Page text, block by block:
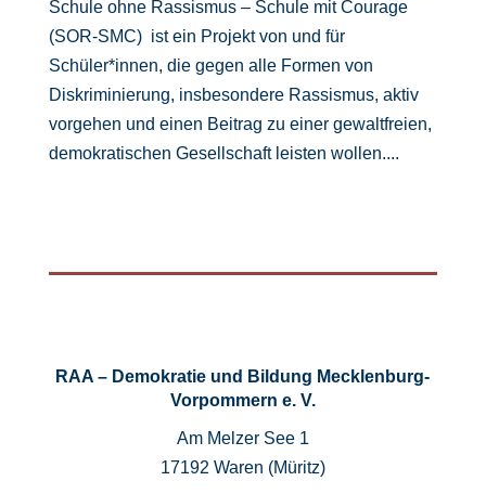
Schule ohne Rassismus – Schule mit Courage
(SOR-SMC) ist ein Projekt von und für
Schüler*innen, die gegen alle Formen von
Diskriminierung, insbesondere Rassismus, aktiv
vorgehen und einen Beitrag zu einer gewaltfreien,
demokratischen Gesellschaft leisten wollen....
RAA – Demokratie und Bildung Mecklenburg-
Vorpommern e. V.
Am Melzer See 1
17192 Waren (Müritz)